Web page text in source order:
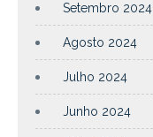
Setembro 2024
Agosto 2024
Julho 2024
Junho 2024